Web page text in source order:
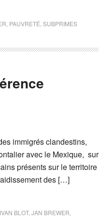
PAUVRETÉ SUBPRIMES
immigrés clandestins,
avec le Mexique, sur
présents sur le territoire
des […]
IVAN BLOT, JAN BREWER